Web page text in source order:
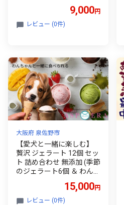
9,000円
レビュー (0件)
大阪府 泉佐野市
【愛犬と一緒に楽しむ】
贅沢 ジェラート 12個 セッ
ト 詰め合わせ 無添加 (季節
のジェラート6個 ＆ わんち
15,000円
レビュー (0件)